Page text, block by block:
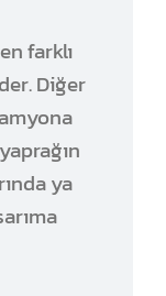
farklı
Diğer
ya